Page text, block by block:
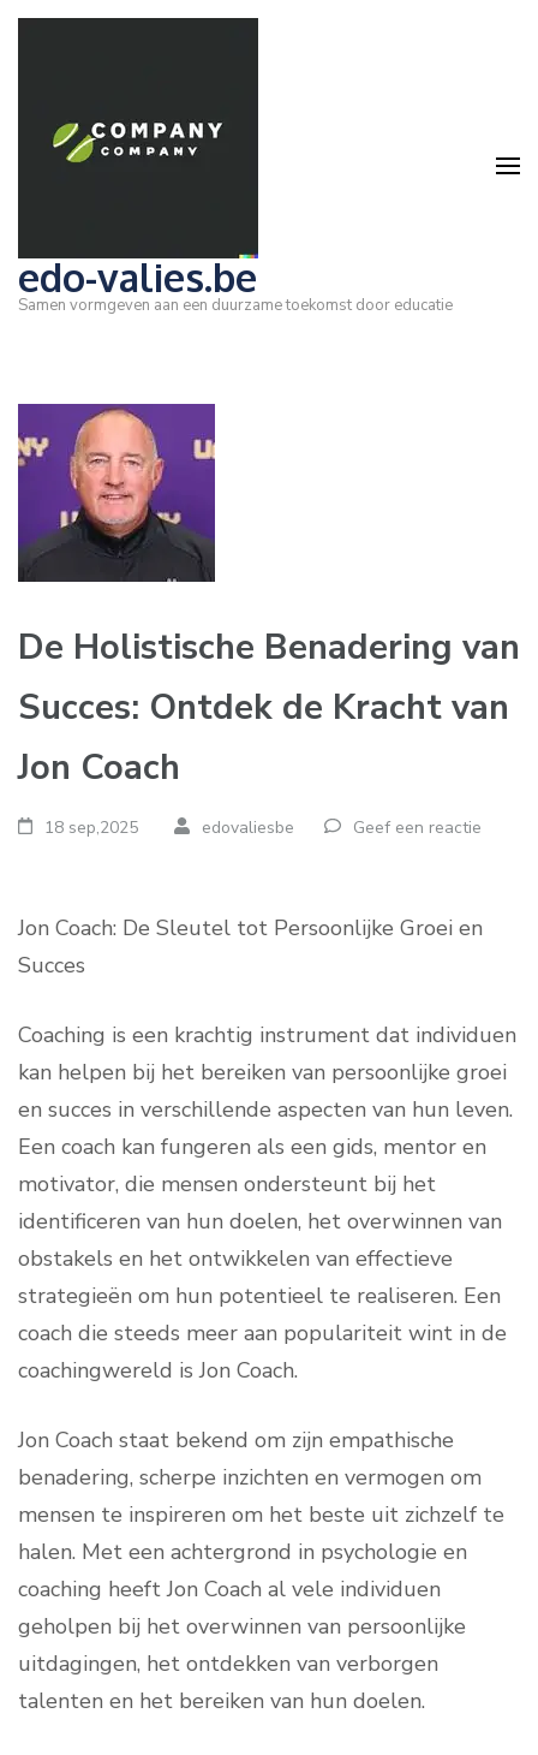
Ga
edo-valies.be
Samen vormgeven aan een duurzame toekomst door educatie
De Holistische Benadering van
Succes: Ontdek de Kracht van
Jon Coach
18 sep,2025 edovaliesbe Geef een reactie
Jon Coach: De Sleutel tot Persoonlijke Groei en
Succes
Coaching is een krachtig instrument dat individuen
kan helpen bij het bereiken van persoonlijke groei
en succes in verschillende aspecten van hun leven.
Een coach kan fungeren als een gids, mentor en
motivator, die mensen ondersteunt bij het
identificeren van hun doelen, het overwinnen van
obstakels en het ontwikkelen van effectieve
strategieën om hun potentieel te realiseren. Een
coach die steeds meer aan populariteit wint in de
coachingwereld is Jon Coach.
Jon Coach staat bekend om zijn empathische
benadering, scherpe inzichten en vermogen om
mensen te inspireren om het beste uit zichzelf te
halen. Met een achtergrond in psychologie en
coaching heeft Jon Coach al vele individuen
geholpen bij het overwinnen van persoonlijke
uitdagingen, het ontdekken van verborgen
talenten en het bereiken van hun doelen.